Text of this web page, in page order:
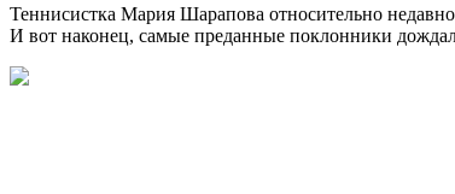
Теннисистка Мария Шарапова относительно
И вот наконец, самые преданные поклонники